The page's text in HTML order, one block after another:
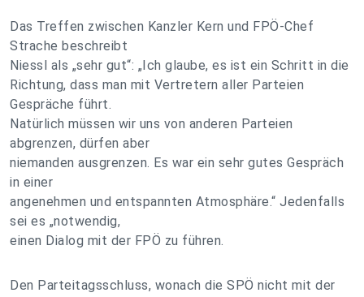
Das Treffen zwischen Kanzler Kern und FPÖ-Chef
Strache beschreibt
Niessl als „sehr gut“: „Ich glaube, es ist ein Schritt in die
Richtung, dass man mit Vertretern aller Parteien
Gespräche führt.
Natürlich müssen wir uns von anderen Parteien
abgrenzen, dürfen aber
niemanden ausgrenzen. Es war ein sehr gutes Gespräch
in einer
angenehmen und entspannten Atmosphäre.“ Jedenfalls
sei es „notwendig,
einen Dialog mit der FPÖ zu führen.
Den Parteitagsschluss, wonach die SPÖ nicht mit der